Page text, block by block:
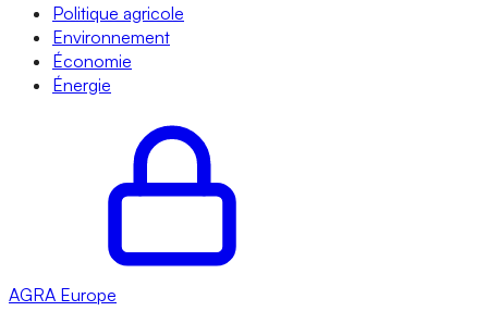
Politique agricole
Environnement
Économie
Énergie
AGRA Europe